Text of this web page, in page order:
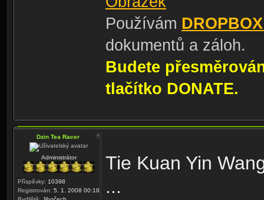
Používám
dokumentů a záloh.
Budete
tlačítko DONATE.
Dzin Tea Racer
Administrátor
Příspěvky: 10398
Registrován: 5. 1. 2008 00:18
Tie Kuan Yin
...